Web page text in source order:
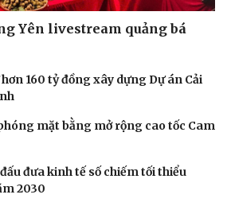
Tình yêu - Gia đình
Yên livestream quảng bá
160 tỷ đồng xây dựng Dự án Cải
mặt bằng mở rộng cao tốc Cam
đưa kinh tế số chiếm tối thiểu
2030